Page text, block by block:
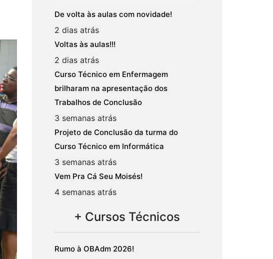
De volta às aulas com novidade!
2 dias atrás
Voltas às aulas!!!
2 dias atrás
Curso Técnico em Enfermagem
brilharam na apresentação dos
Trabalhos de Conclusão
3 semanas atrás
Projeto de Conclusão da turma do
Curso Técnico em Informática
3 semanas atrás
Vem Pra Cá Seu Moisés!
4 semanas atrás
+ Cursos Técnicos
Rumo à OBAdm 2026!